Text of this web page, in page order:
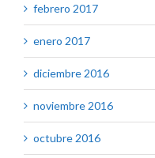
febrero 2017
enero 2017
diciembre 2016
noviembre 2016
octubre 2016